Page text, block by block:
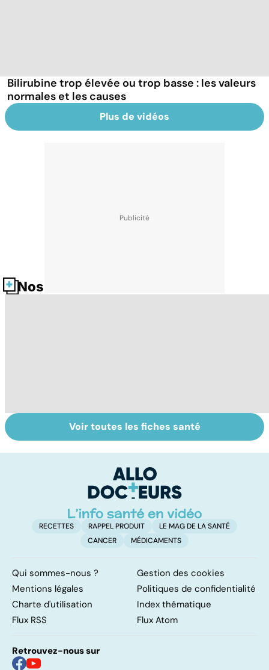
Bilirubine trop élevée ou trop basse : les valeurs
normales et les causes
Plus de vidéos
Nos fiches santé
Tout savoir sur le
cerveau
Staphylocoque
doré : une
surveillance
Voir toutes les fiches santé
RECETTES RAPPEL PRODUIT
LE MAG DE LA SANTÉ
CANCER
MÉDICAMENTS
Qui sommes-nous ?
Gestion des cookies
Mentions légales
Politiques de confidentialité
Charte d'utilisation
Index thématique
Flux RSS
Flux Atom
Retrouvez-nous sur